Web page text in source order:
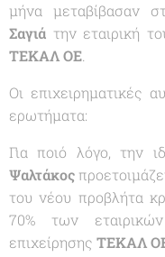
μήνα μεταβίβασαν
Σαγιά την εταιρική
ΤΕΚΑΛ ΟΕ.
Οι επιχειρηματικές
ερωτήματα:
Για ποιό λόγο, την
Ψαλτάκος
του νέου προβλήτα
70% των
επιχείρησης ΤΕΚΑΛ